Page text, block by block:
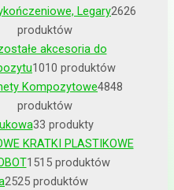
Legary2626
produktów
akcesoria do
1010 produktów
Kompozytowe4848
produktów
33 produkty
KRATKI PLASTIKOWE
1515 produktów
2525 produktów